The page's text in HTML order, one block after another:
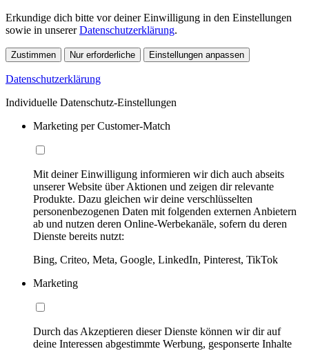
Erkundige dich bitte vor deiner Einwilligung in den Einstellungen
sowie in unsererDatenschutzerklärung.
Zustimmen Nur erforderliche Einstellungen anpassen
Datenschutzerklärung
Individuelle Datenschutz-Einstellungen
Marketing per Customer-Match
Mit deiner Einwilligung informieren wir dich auch abseits
unserer Website über Aktionen und zeigen dir relevante
Produkte. Dazu gleichen wir deine verschlüsselten
personenbezogenen Daten mit folgenden externen Anbietern
ab und nutzen deren Online-Werbekanäle, sofern du deren
Dienste bereits nutzt:
Bing, Criteo, Meta, Google, LinkedIn, Pinterest, TikTok
Marketing
Durch das Akzeptieren dieser Dienste können wir dir auf
deine Interessen abgestimmte Werbung, gesponserte Inhalte